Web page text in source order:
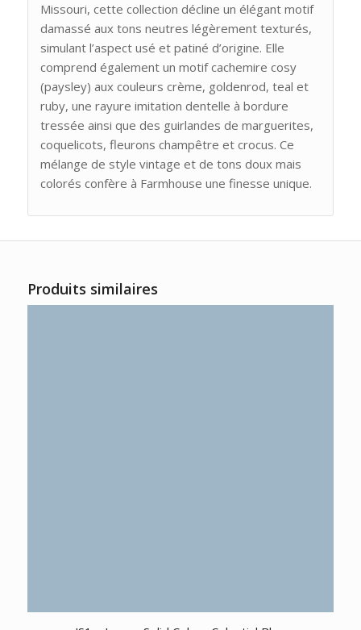
Missouri, cette collection décline un élégant motif
damassé aux tons neutres légèrement texturés,
simulant l’aspect usé et patiné d’origine. Elle
comprend également un motif cachemire cosy
(paysley) aux couleurs crème, goldenrod, teal et
ruby, une rayure imitation dentelle à bordure
tressée ainsi que des guirlandes de marguerites,
coquelicots, fleurons champêtre et crocus. Ce
mélange de style vintage et de tons doux mais
colorés confère à Farmhouse une finesse unique.
Produits similaires